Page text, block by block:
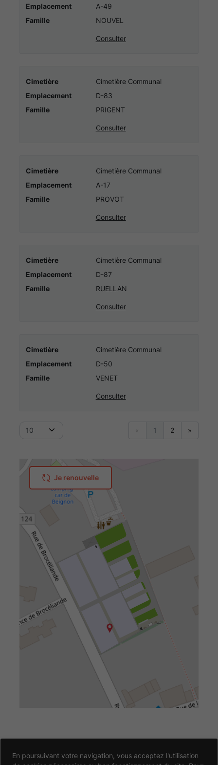
Emplacement
A-49
Famille
NOUVEL
Consulter
Cimetière
Cimetière Communal
Emplacement
D-83
Famille
PRIGENT
Consulter
Cimetière
Cimetière Communal
Emplacement
A-17
Famille
PROVOT
Consulter
Cimetière
Cimetière Communal
Emplacement
D-87
Famille
RUELLAN
Consulter
Cimetière
Cimetière Communal
Emplacement
D-50
Famille
VENET
Consulter
10 1 2 »
Je renouvelle
Accessibilité
En poursuivant votre navigation, vous acceptez l'utilisation